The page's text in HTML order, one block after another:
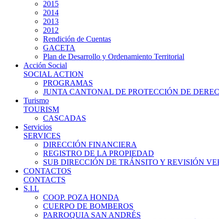
2015
2014
2013
2012
Rendición de Cuentas
GACETA
Plan de Desarrollo y Ordenamiento Territorial
Acción Social
SOCIAL ACTION
PROGRAMAS
JUNTA CANTONAL DE PROTECCIÓN DE
Turismo
TOURISM
CASCADAS
Servicios
SERVICES
DIRECCIÓN FINANCIERA
REGISTRO DE LA PROPIEDAD
SUB DIRECCIÓN DE TRÁNSITO Y REVISIÓN
CONTACTOS
CONTACTS
S.I.L
COOP. POZA HONDA
CUERPO DE BOMBEROS
PARROQUIA SAN ANDRÉS